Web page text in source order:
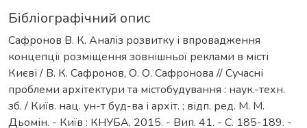
Бібліографічний опис
Сафронов В. К. Аналіз розвитку і впровадження
концепції розміщення зовнішньої реклами в місті
Києві / В. К. Сафронов, О. О. Сафронова // Сучасні
проблеми архітектури та містобудування : наук.-техн.
зб. / Київ. нац. ун-т буд-ва і архіт. ; відп. ред. М. М.
Дьомін. - Київ : КНУБА, 2015. - Вип. 41. - С. 185-189. -